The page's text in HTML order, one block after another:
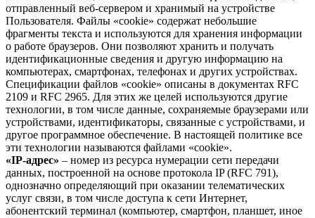
отправленный веб-сервером и хранимый на устройстве
Пользователя. Файлы «cookie» содержат небольшие
фрагменты текста и используются для хранения информации
о работе браузеров. Они позволяют хранить и получать
идентификационные сведения и другую информацию на
компьютерах, смартфонах, телефонах и других устройствах.
Спецификации файлов «cookie» описаны в документах RFC
2109 и RFC 2965. Для этих же целей используются другие
технологии, в том числе данные, сохраняемые браузерами или
устройствами, идентификаторы, связанные с устройствами, и
другое программное обеспечение. В настоящей политике все
эти технологии называются файлами «cookie».
«IP-адрес» – номер из ресурса нумерации сети передачи
данных, построенной на основе протокола IP (RFC 791),
однозначно определяющий при оказании телематических
услуг связи, в том числе доступа к сети Интернет,
абонентский терминал (компьютер, смартфон, планшет, иное